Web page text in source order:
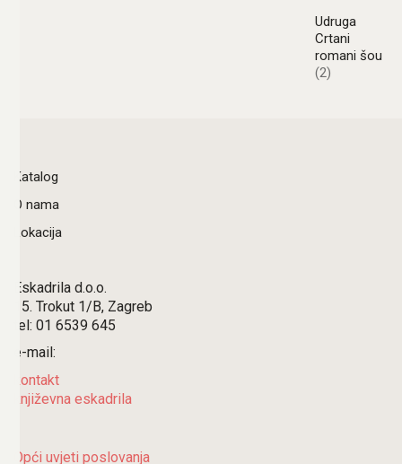
Udruga
Crtani
romani šou
(2)
Katalog
O nama
Lokacija
Eskadrila d.o.o.
15. Trokut 1/B, Zagreb
tel: 01 6539 645
e-mail:
kontakt
književna eskadrila
Opći uvjeti poslovanja